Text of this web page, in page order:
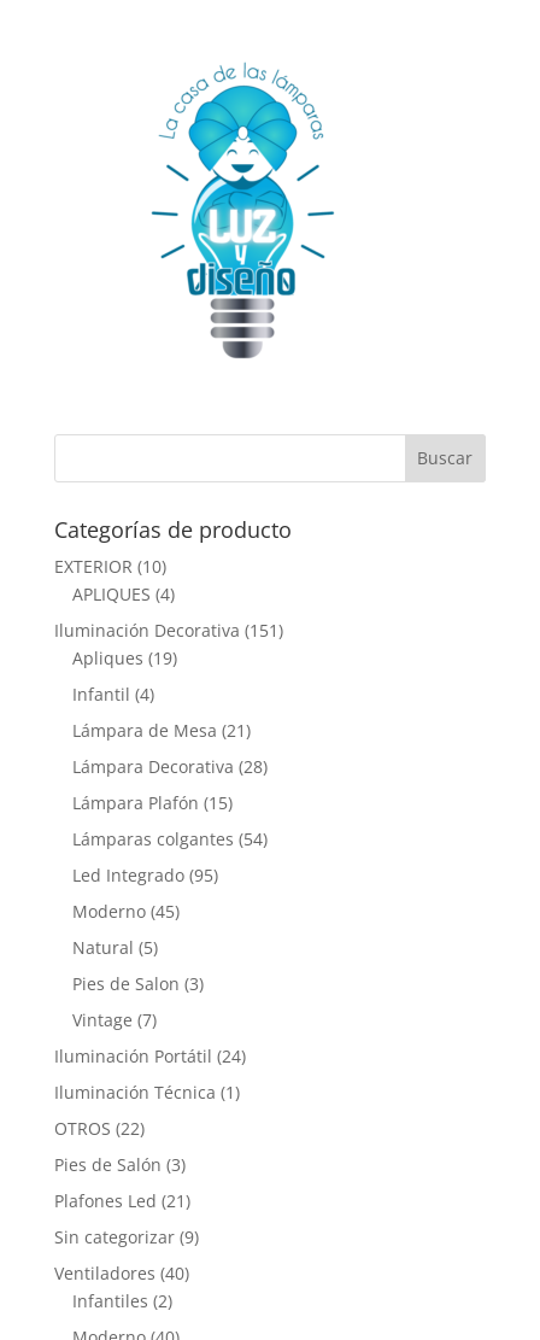
Categorías de producto
EXTERIOR (10)
APLIQUES (4)
Iluminación Decorativa (151)
Apliques (19)
Infantil (4)
Lámpara de Mesa (21)
Lámpara Decorativa (28)
Lámpara Plafón (15)
Lámparas colgantes (54)
Led Integrado (95)
Moderno (45)
Natural (5)
Pies de Salon (3)
Vintage (7)
Iluminación Portátil (24)
Iluminación Técnica (1)
OTROS (22)
Pies de Salón (3)
Plafones Led (21)
Sin categorizar (9)
Ventiladores (40)
Infantiles (2)